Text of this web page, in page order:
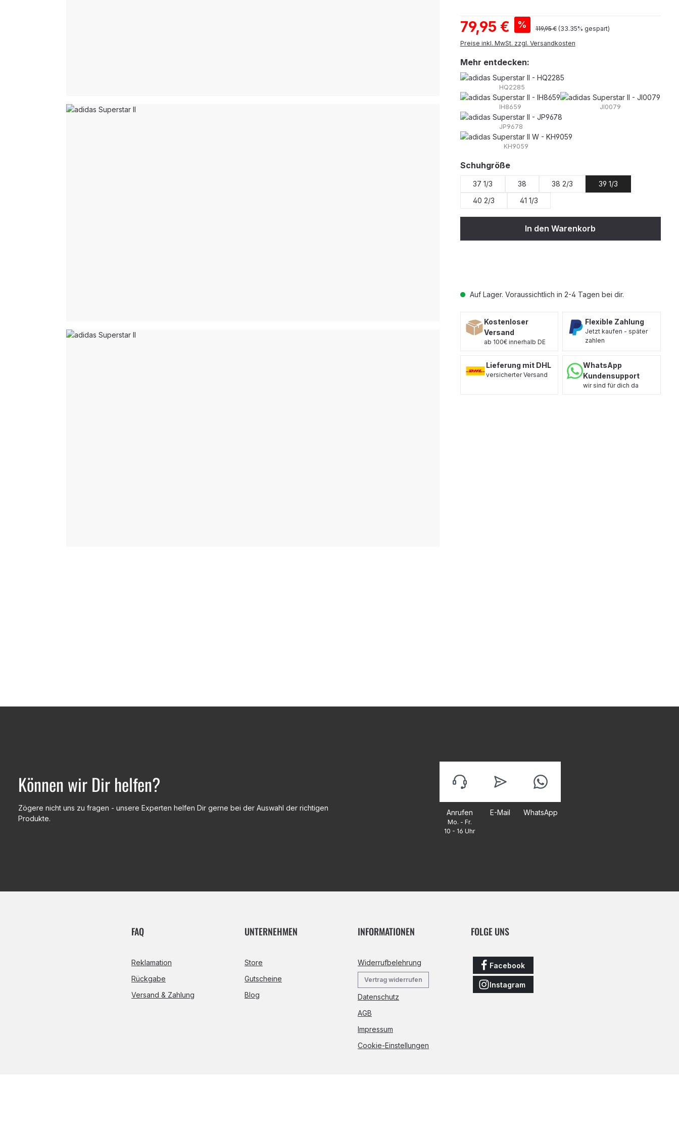
Verkaufspreis:
79,95 € % Regulärer Preis:
119,95 € (33.35% gespart)
Preise inkl. MwSt. zzgl. Versandkosten
Auf Lager. Voraussichtlich in 2-4 Tagen bei dir.
Mehr entdecken:
HQ2285
IH8659 JI0079
JP9678
KH9059
Schuhgrößeauswählen
37 1/3 38 38 2/3
39 1/3
40 2/3
41 1/3
In den Warenkorb
Kostenloser
Versand
ab 100€ innerhalb DE
Flexible Zahlung
Jetzt kaufen - später
zahlen
Lieferung mit DHL
versicherter Versand
WhatsApp
Kundensupport
wir sind für dich da
Können wir Dir helfen?
Zögere nicht uns zu fragen - unsere Experten helfen Dir gerne bei der Auswahl der richtigen
Produkte.
Anrufen
Mo. - Fr.
10 - 16 Uhr
E-Mail WhatsApp
FAQ
Reklamation
Rückgabe
Versand & Zahlung
UNTERNEHMEN
Store
Gutscheine
Blog
INFORMATIONEN
Widerrufbelehrung
Vertrag widerrufen
Datenschutz
AGB
Impressum
Cookie-Einstellungen
FOLGE UNS
Facebook
Instagram